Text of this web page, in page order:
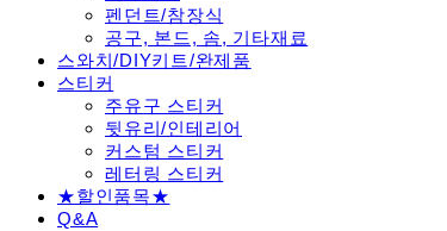
펜던트/참장식
공구, 본드, 솜, 기타재료
스와치/DIY키트/완제품
스티커
주유구 스티커
뒷유리/인테리어
커스텀 스티커
레터링 스티커
★할인품목★
Q&A